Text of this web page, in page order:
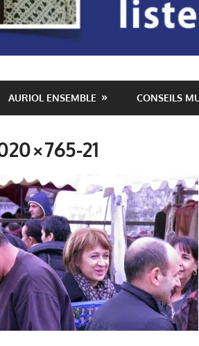
AURIOL ENSEMBLE CONSEILS
21